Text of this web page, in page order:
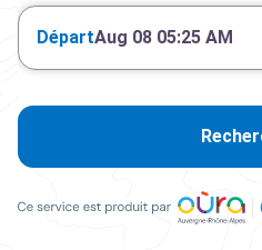
DépartAug 08 05:25 AM